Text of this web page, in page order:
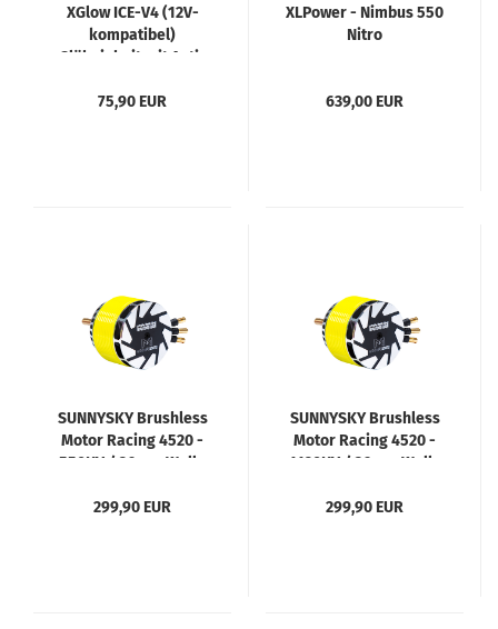
XGlow ICE-V4 (12V-
kompatibel)
Glüheinheit mit Anti-
Runaway, RC Schalter
75,90 EUR
XLPower - Nimbus 550
Nitro
639,00 EUR
SUNNYSKY Brushless
Motor Racing 4520 -
550KV / 36mm Welle
299,90 EUR
SUNNYSKY Brushless
Motor Racing 4520 -
1120KV / 36mm Welle
299,90 EUR